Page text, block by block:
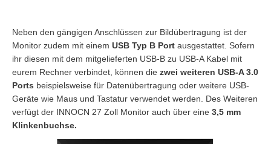
Neben den gängigen Anschlüssen zur Bildübertragung ist der
Monitor zudem mit einem USB Typ B Port ausgestattet. Sofern
ihr diesen mit dem mitgelieferten USB-B zu USB-A Kabel mit
eurem Rechner verbindet, können die zwei weiteren USB-A 3.0
Ports beispielsweise für Datenübertragung oder weitere USB-
Geräte wie Maus und Tastatur verwendet werden. Des Weiteren
verfügt der INNOCN 27 Zoll Monitor auch über eine 3,5 mm
Klinkenbuchse.